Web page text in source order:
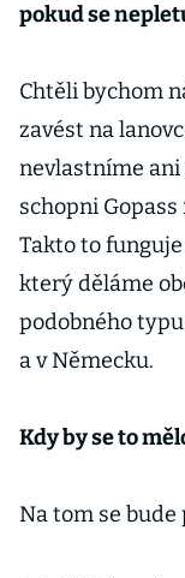
pokud se
Chtěli bychom
zavést na
nevlastníme
schopni
Takto to
který děláme
podobného
a v Německu.
Kdy by se to
Na tom se